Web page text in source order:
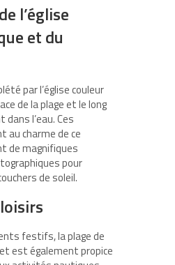
l’église
et du
par l’église couleur
de la plage et le long
dans l’eau. Ces
charme de ce
demagnifiques
pour
de soleil.
festifs, la plage de
est également propice